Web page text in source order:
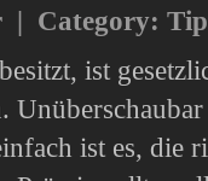
| Category:
ist
ist es, die